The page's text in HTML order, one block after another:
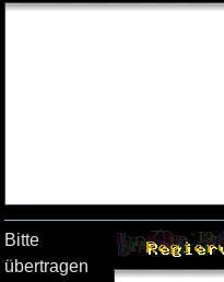
Bitte
übertragen